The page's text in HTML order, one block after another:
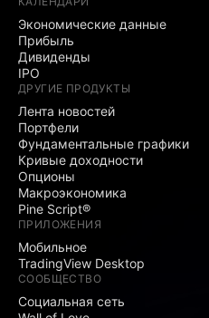
Экономические данные
Прибыль
Дивиденды
IPO
ДРУГИЕ ПРОДУКТЫ
Лента новостей
Портфели
Фундаментальные графики
Кривые доходности
Опционы
Макроэкономика
Pine Script®
ПРИЛОЖЕНИЯ
Мобильное
TradingView Desktop
СООБЩЕСТВО
Социальная сеть